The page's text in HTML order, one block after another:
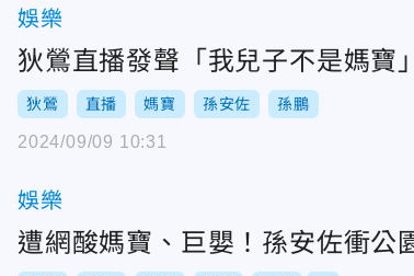
娛樂
狄鶯直播發聲「我兒子不是媽寶
狄鶯 直播 媽寶 孫安佐 孫鵬
2024/09/09 10:31
娛樂
遭網酸媽寶、巨嬰！孫安佐衝